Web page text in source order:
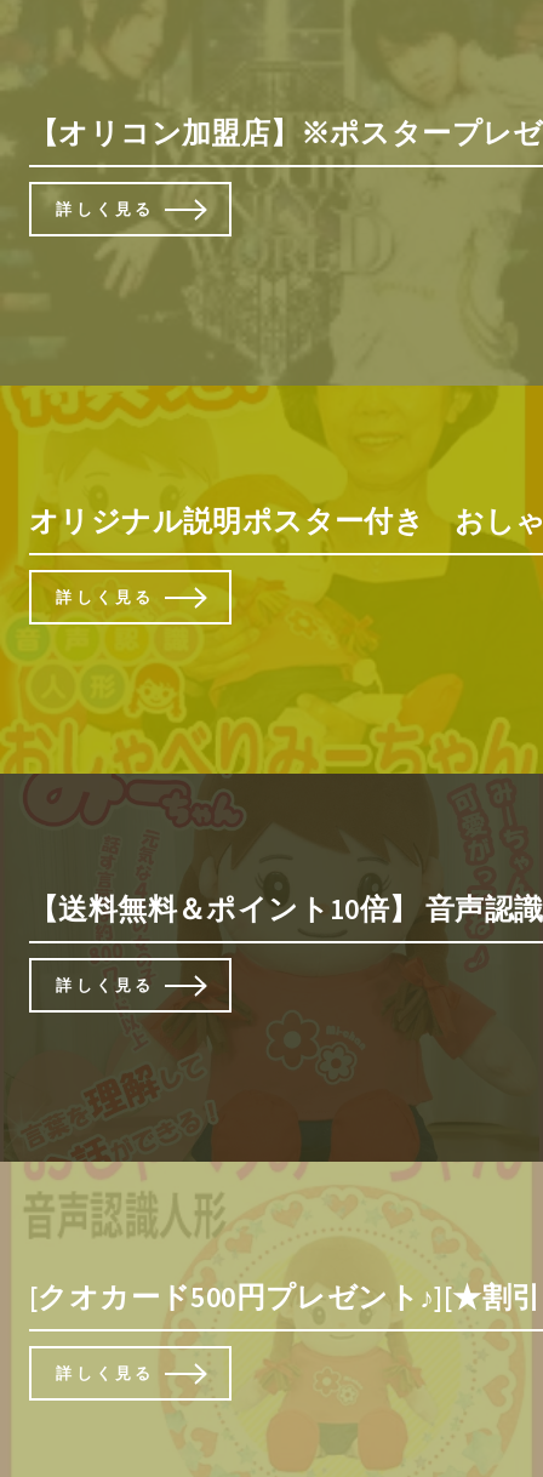
【オリコン加盟店】※ポスタープレ
詳しく見る
オリジナル説明ポスター付き おしゃ
詳しく見る
【送料無料＆ポイント10倍】 音声
詳しく見る
[クオカード500円プレゼント♪][★割
詳しく見る